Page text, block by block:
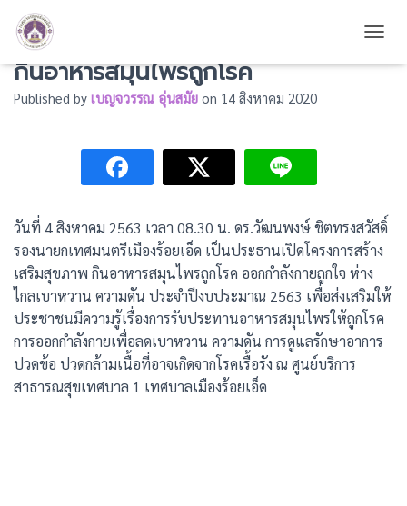
ประธานเปิดโครงการสร้างเสริมสุขภาพ
กินอาหารสมุนไพรถูกโรค
Published by เบญจวรรณ อุ่นสมัย on 14 สิงหาคม 2020
วันที่ 4 สิงหาคม 2563 เวลา 08.30 น. ดร.วัฒนพงษ์ ชิตทรงสวัสดิ์
รองนายกเทศมนตรีเมืองร้อยเอ็ด เป็นประธานเปิดโครงการสร้าง
เสริมสุขภาพ กินอาหารสมุนไพรถูกโรค ออกกำลังกายถูกใจ ห่าง
ไกลเบาหวาน ความดัน ประจำปีงบประมาณ 2563 เพื่อส่งเสริมให้
ประชาชนมีความรู้เรื่องการรับประทานอาหารสมุนไพรให้ถูกโรค
การออกกำลังกายเพื่อลดเบาหวาน ความดัน การดูแลรักษาอาการ
ปวดข้อ ปวดกล้ามเนื้อที่อาจเกิดจากโรคเรื้อรัง ณ ศูนย์บริการ
สาธารณสุขเทศบาล 1 เทศบาลเมืองร้อยเอ็ด